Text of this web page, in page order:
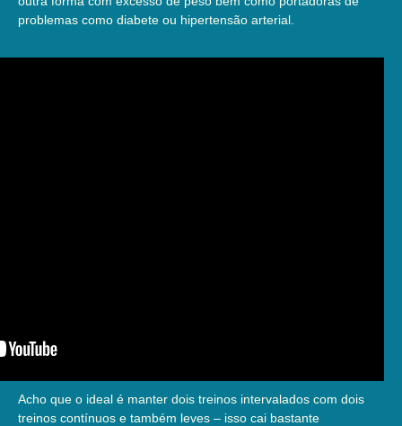
problemas como diabete ou hipertensão arterial.
Acho que o ideal é manter dois treinos intervalados com dois
treinos contínuos e também leves – isso cai bastante